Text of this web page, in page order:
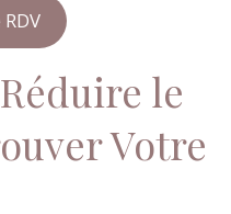
le
Votre